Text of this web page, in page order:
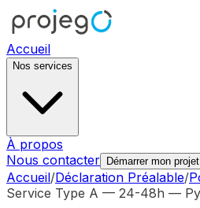
Accueil
Nos services
À propos
Nous contacter
Démarrer mon projet
Accueil/Déclaration Préalable/
Service Type A — 24-48h —